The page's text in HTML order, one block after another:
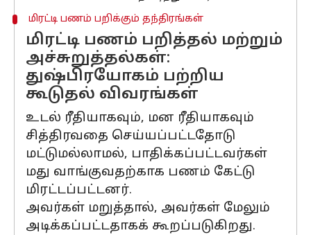
மிரட்டி பணம் பறிக்கும் தந்திரங்கள்
மிரட்டி பணம் பறித்தல் மற்றும்
அச்சுறுத்தல்கள்:
துஷ்பிரயோகம் பற்றிய
கூடுதல் விவரங்கள்
உடல் ரீதியாகவும், மன ரீதியாகவும்
சித்திரவதை செய்யப்பட்டதோடு
மட்டுமல்லாமல், பாதிக்கப்பட்டவர்கள்
மது வாங்குவதற்காக பணம் கேட்டு
மிரட்டப்பட்டனர்.
அவர்கள் மறுத்தால், அவர்கள் மேலும்
அடிக்கப்பட்டதாகக் கூறப்படுகிறது.